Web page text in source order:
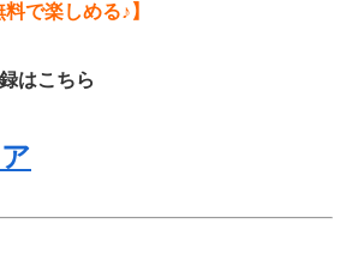
で楽しめる♪】
はこちら